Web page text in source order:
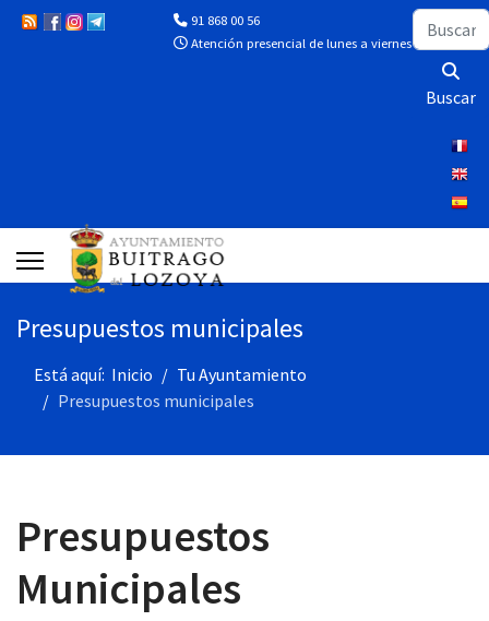
91 868 00 56
Atención presencial de lunes a viernes de 10:00 a
Buscar
Buscar
Presupuestos municipales
Está aquí: Inicio
Tu Ayuntamiento
Presupuestos municipales
Presupuestos
Municipales